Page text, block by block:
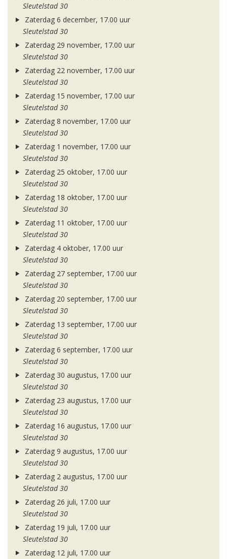
Sleutelstad 30
Zaterdag 6 december, 17.00 uur
Sleutelstad 30
Zaterdag 29 november, 17.00 uur
Sleutelstad 30
Zaterdag 22 november, 17.00 uur
Sleutelstad 30
Zaterdag 15 november, 17.00 uur
Sleutelstad 30
Zaterdag 8 november, 17.00 uur
Sleutelstad 30
Zaterdag 1 november, 17.00 uur
Sleutelstad 30
Zaterdag 25 oktober, 17.00 uur
Sleutelstad 30
Zaterdag 18 oktober, 17.00 uur
Sleutelstad 30
Zaterdag 11 oktober, 17.00 uur
Sleutelstad 30
Zaterdag 4 oktober, 17.00 uur
Sleutelstad 30
Zaterdag 27 september, 17.00 uur
Sleutelstad 30
Zaterdag 20 september, 17.00 uur
Sleutelstad 30
Zaterdag 13 september, 17.00 uur
Sleutelstad 30
Zaterdag 6 september, 17.00 uur
Sleutelstad 30
Zaterdag 30 augustus, 17.00 uur
Sleutelstad 30
Zaterdag 23 augustus, 17.00 uur
Sleutelstad 30
Zaterdag 16 augustus, 17.00 uur
Sleutelstad 30
Zaterdag 9 augustus, 17.00 uur
Sleutelstad 30
Zaterdag 2 augustus, 17.00 uur
Sleutelstad 30
Zaterdag 26 juli, 17.00 uur
Sleutelstad 30
Zaterdag 19 juli, 17.00 uur
Sleutelstad 30
Zaterdag 12 juli, 17.00 uur